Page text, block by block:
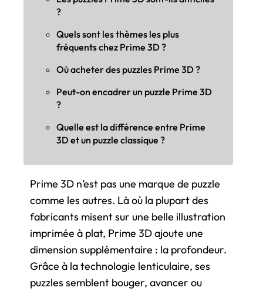
?
Quels sont les thèmes les plus
fréquents chez Prime 3D ?
Où acheter des puzzles Prime 3D ?
Peut-on encadrer un puzzle Prime 3D
?
Quelle est la différence entre Prime
3D et un puzzle classique ?
Prime 3D n’est pas une marque de puzzle
comme les autres. Là où la plupart des
fabricants misent sur une belle illustration
imprimée à plat, Prime 3D ajoute une
dimension supplémentaire : la profondeur.
Grâce à la technologie lenticulaire, ses
puzzles semblent bouger, avancer ou